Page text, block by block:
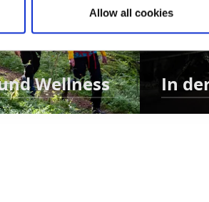
Allow all cookies
Wellness In